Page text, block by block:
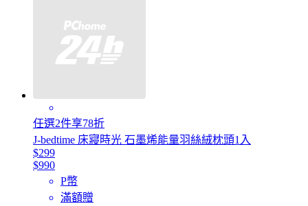
任選2件享78折
J-bedtime 床寢時光 石墨烯能量羽絲絨枕頭1入
$299
$990
P幣
滿額贈